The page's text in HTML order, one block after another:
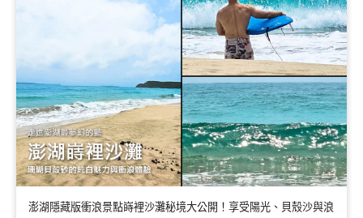
澎湖隱藏版衝浪景點嵵裡沙灘秘境大公開！享受陽光、貝殼沙與浪